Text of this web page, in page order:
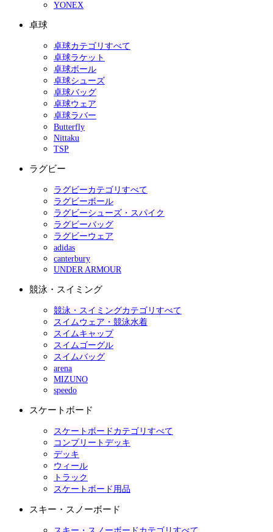
YONEX
卓球
卓球カテゴリすべて
卓球ラケット
卓球ボール
卓球シューズ
卓球バッグ
卓球ウェア
卓球ラバー
Butterfly
Nittaku
TSP
ラグビー
ラグビーカテゴリすべて
ラグビーボール
ラグビーシューズ・スパイク
ラグビーバッグ
ラグビーウェア
adidas
canterbury
UNDER ARMOUR
競泳・スイミング
競泳・スイミングカテゴリすべて
スイムウェア・競泳水着
スイムキャップ
スイムゴーグル
スイムバッグ
arena
MIZUNO
speedo
スケートボード
スケートボードカテゴリすべて
コンプリートデッキ
デッキ
ウィール
トラック
スケートボード用品
スキー・スノーボード